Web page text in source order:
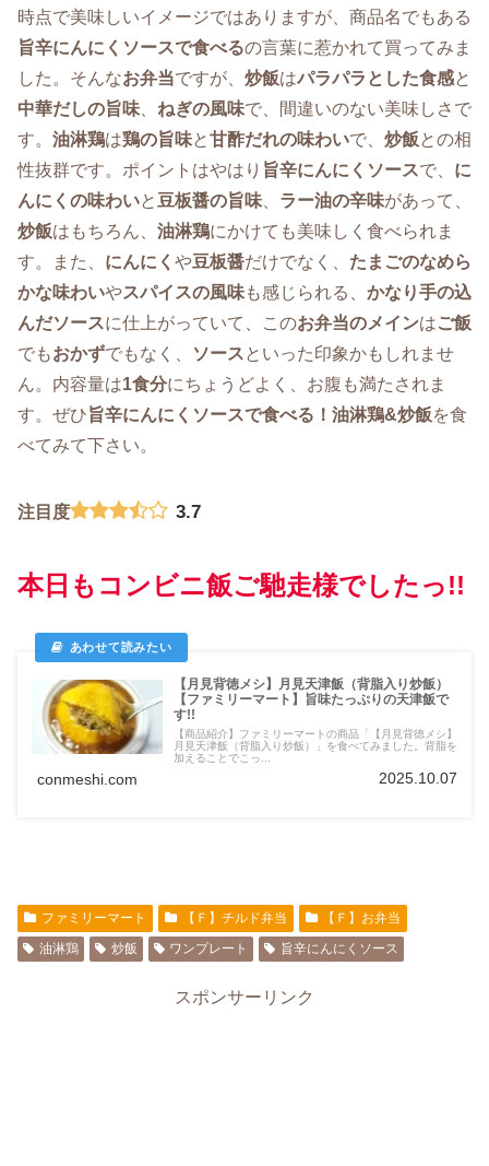
時点で美味しいイメージではありますが、商品名でもある
旨辛にんにくソースで食べるの言葉に惹かれて買ってみま
した。そんなお弁当ですが、 炒飯はパラパラとした食感と
中華だしの旨味
ねぎの風味で、間違いのない美味しさで
す。 油淋鶏は鶏の旨味と甘酢だれの味わいで、 炒飯との相
性抜群です。ポイントはやはり 旨辛にんにくソースで、 に
んにくの味わいと 豆板醤の旨味 ラー油の辛味があって、
炒飯はもちろん、 油淋鶏にかけても美味しく食べられま
す。また、 にんにく や豆板醤だけでなく、 たまごのなめら
かな味わいやスパイスの風味も感じられる、 かなり手の込
んだソースに仕上がっていて、このお弁当のメインはご飯
でもおかずでもなく、 ソースといった印象かもしれませ
ん。内容量は1食分にちょうどよく、お腹も満たされま
す。ぜひ旨辛にんにくソースで食べる！油淋鶏&炒飯を食
べてみて下さい。
注目度 3.7
本日もコンビニ飯ご馳走様でしたっ!!
【月見背徳メシ】月見天津飯（背脂入り炒飯）
【ファミリーマート】旨味たっぷりの天津飯で
す!!
【商品紹介】ファミリーマートの商品「【月見背徳メシ】
月見天津飯（背脂入り炒飯）」を食べてみました。背脂を
加えることでこっ...
conmeshi.com 2025.10.07
ファミリーマート 【Ｆ】チルド弁当
【Ｆ】お弁当
油淋鶏
炒飯 ワンプレート 旨辛にんにくソース
スポンサーリンク